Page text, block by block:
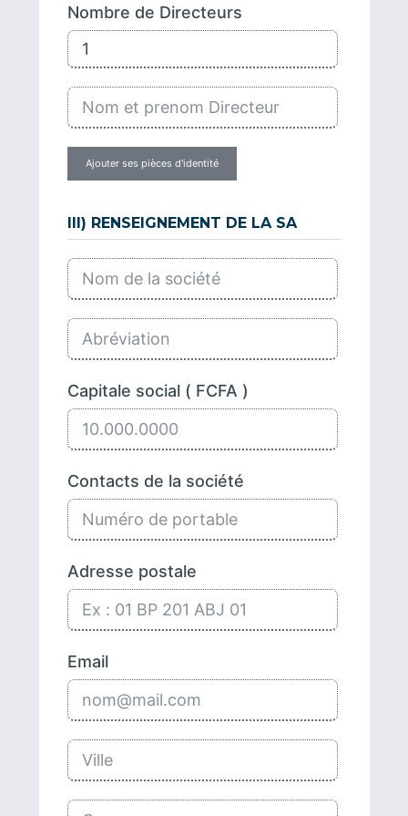
Nombre de Directeurs
Ajouter ses pièces d'identité
III) RENSEIGNEMENT DE LA SA
Capitale social ( FCFA )
Contacts de la société
Adresse postale
Email